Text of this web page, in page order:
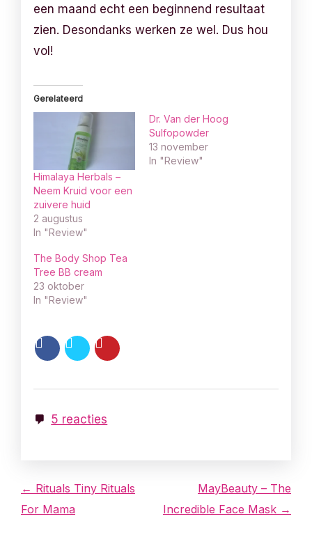
een maand echt een beginnend resultaat
zien. Desondanks werken ze wel. Dus hou
vol!
Gerelateerd
Himalaya Herbals –
Neem Kruid voor een
zuivere huid
2 augustus
In "Review"
Dr. Van der Hoog
Sulfopowder
13 november
In "Review"
The Body Shop Tea
Tree BB cream
23 oktober
In "Review"
5 reacties
B
e
← Rituals Tiny Rituals
For Mama
MayBeauty – The
Incredible Face Mask →